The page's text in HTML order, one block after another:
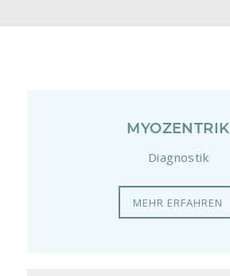
MYOZENTRIK
Diagnostik
MEHR ERFAHREN